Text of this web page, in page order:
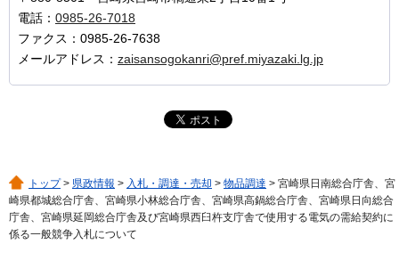
電話： 0985-26-7018
ファクス：0985-26-7638
メールアドレス： zaisansogokanri@pref.miyazaki.lg.jp
トップ> 県政情報 > 入札・調達・売却 > 物品調達 > 宮崎県日南総合庁舎、宮
崎県都城総合庁舎、宮崎県小林総合庁舎、宮崎県高鍋総合庁舎、宮崎県日向総合
庁舎、宮崎県延岡総合庁舎及び宮崎県西臼杵支庁舎で使用する電気の需給契約に
係る一般競争入札について